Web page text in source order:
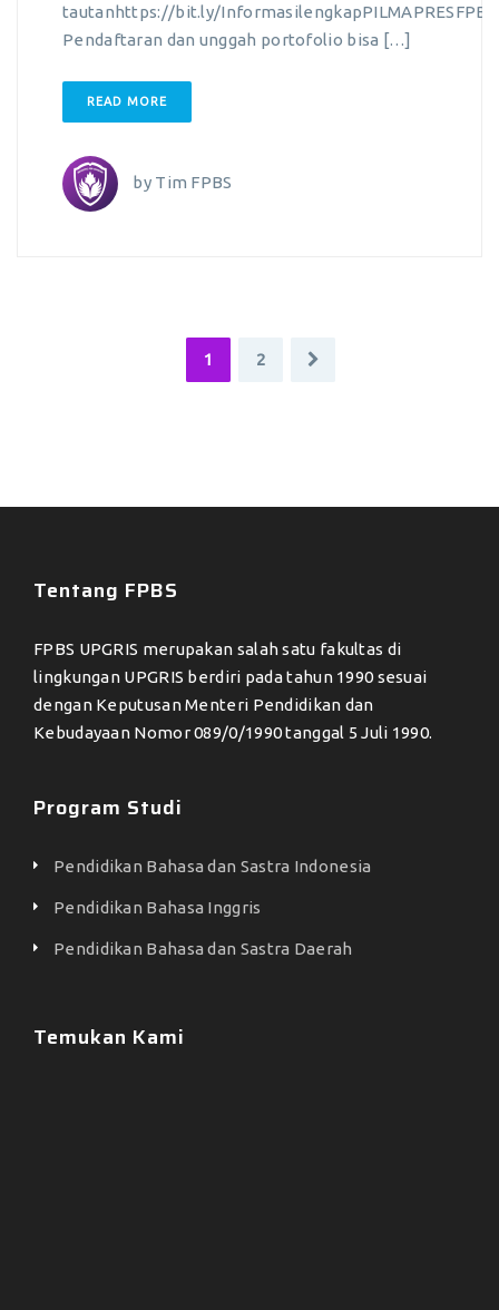
tautanhttps://bit.ly/
Pendaftaran dan unggah portofolio bisa […]
READ MORE
by Tim FPBS
1 2
Tentang FPBS
FPBS UPGRIS merupakan salah satu fakultas di
lingkungan UPGRIS berdiri pada tahun 1990 sesuai
dengan Keputusan Menteri Pendidikan dan
Kebudayaan Nomor 089/0/1990 tanggal 5 Juli 1990.
Program Studi
Pendidikan Bahasa dan Sastra Indonesia
Pendidikan Bahasa Inggris
Pendidikan Bahasa dan Sastra Daerah
Temukan Kami